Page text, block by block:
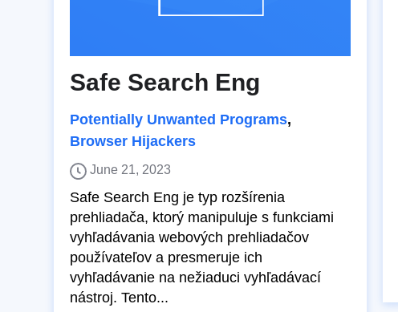
Safe Search Eng
Potentially Unwanted Programs,
Browser Hijackers
June 21, 2023
Safe Search Eng je typ rozšírenia
prehliadača, ktorý manipuluje s funkciami
vyhľadávania webových prehliadačov
používateľov a presmeruje ich
vyhľadávanie na nežiaduci vyhľadávací
nástroj. Tento...